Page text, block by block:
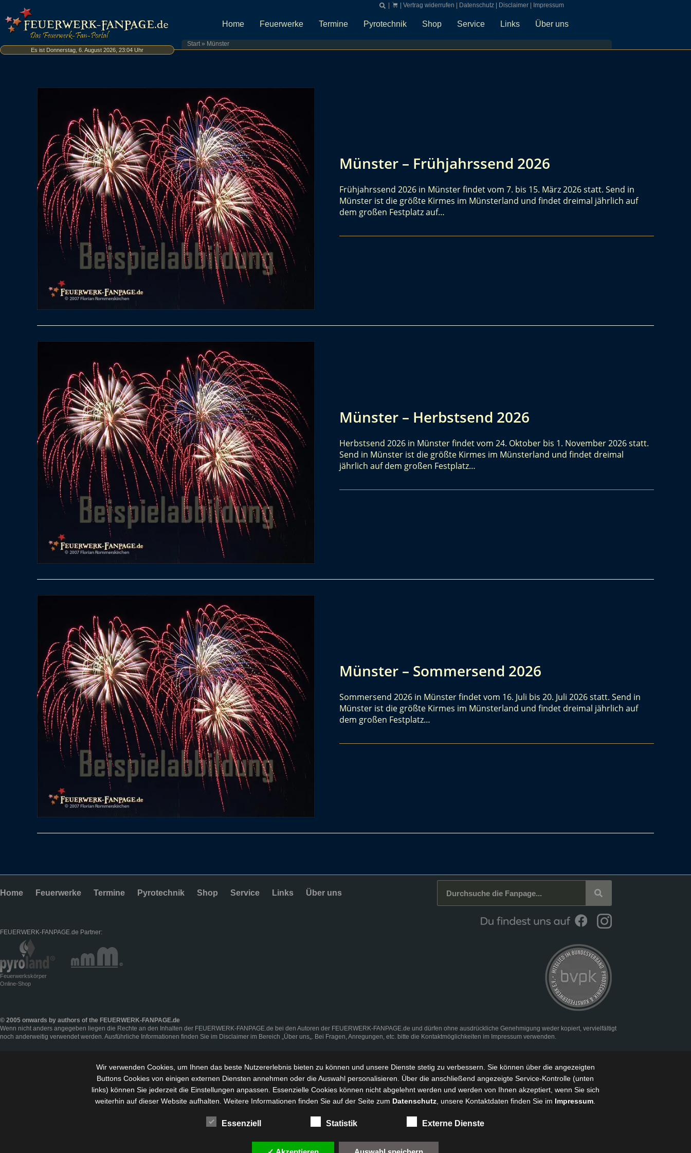
Es ist Donnerstag, 6. August 2026, 23:04 Uhr
Vertrag widerrufen Datenschutz| Disclaimer| Impressum
Home Feuerwerke Termine Pyrotechnik Shop Service Links Über uns
Start» Münster
Münster – Frühjahrssend 2026
Frühjahrssend 2026 in Münster findet vom 7. bis 15. März 2026 statt. Send in
Münster ist die größte Kirmes im Münsterland und findet dreimal jährlich auf
dem großen Festplatz auf…
Münster – Herbstsend 2026
Herbstsend 2026 in Münster findet vom 24. Oktober bis 1. November 2026 statt.
Send in Münster ist die größte Kirmes im Münsterland und findet dreimal
jährlich auf dem großen Festplatz…
Münster – Sommersend 2026
Sommersend 2026 in Münster findet vom 16. Juli bis 20. Juli 2026 statt. Send in
Münster ist die größte Kirmes im Münsterland und findet dreimal jährlich auf
dem großen Festplatz…
Home Feuerwerke Termine Pyrotechnik Shop Service Links Über uns
FEUERWERK-FANPAGE.de Partner:
Feuerwerkskörper
Online-Shop
© 2005 onwards by authors of the FEUERWERK-FANPAGE.de
Wenn nicht anders angegeben liegen die Rechte an den Inhalten der FEUERWERK-FANPAGE.de bei den Autoren der FEUERWERK-FANPAGE.de und dürfen ohne ausdrückliche Genehmigung weder kopiert, vervielfältigt
noch anderweitig verwendet werden. Ausführliche Informationen finden Sie im Disclaimer im Bereich „Über uns„. Bei Fragen, Anregungen, etc. bitte die Kontaktmöglichkeiten im Impressum verwenden.
Wir verwenden Cookies, um Ihnen das beste Nutzererlebnis bieten zu können und unsere Dienste stetig zu verbessern . Sie können über die angezeigten
Buttons Cookies von einigen externen Diensten annehmen oder die Auswahl personalisieren. Über die anschließend angezeigte Service-Kontrolle (unten
links) können Sie jederzeit die Einstellungen anpassen. Essenzielle Cookies können nicht abgelehnt werden und werden von Ihnen akzeptiert, wenn Sie sich
weiterhin auf dieser Website aufhalten. Weitere Informationen finden Sie auf der Seite zum Datenschutz , unsere Kontaktdaten finden Sie im Impressum
Essenziell Statistik Externe Dienste